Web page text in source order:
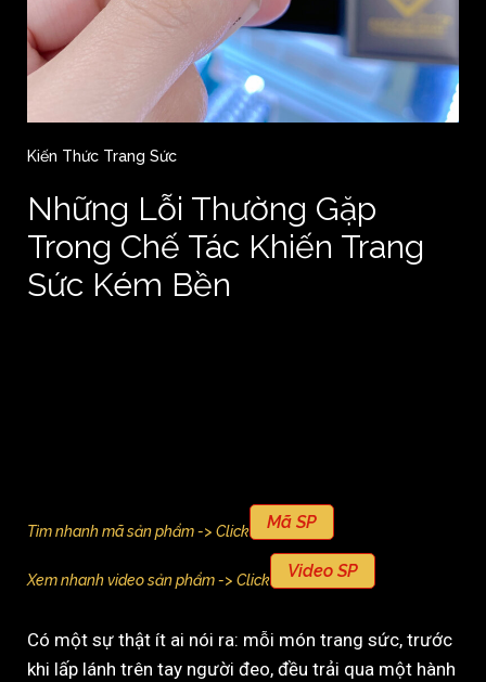
Kiến Thức Trang Sức
Những Lỗi Thường Gặp
Trong Chế Tác Khiến Trang
Sức Kém Bền
Tìm nhanh mã sản phẩm -> Click Mã SP
Xem nhanh video sản phẩm -> Click Video SP
Có một sự thật ít ai nói ra: mỗi món trang sức, trước
khi lấp lánh trên tay người đeo, đều trải qua một hành